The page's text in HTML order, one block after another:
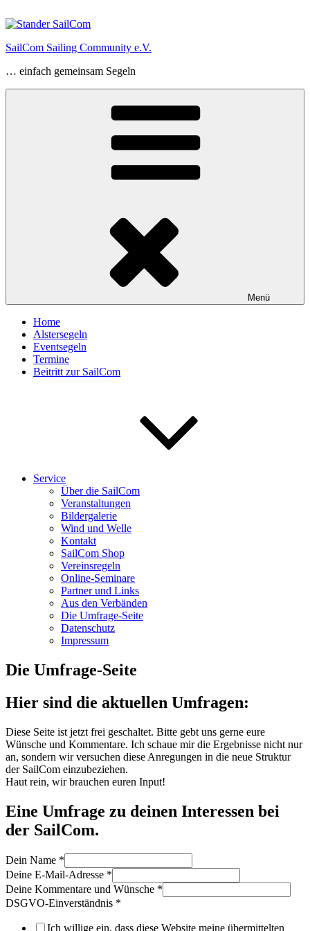
Inhalt
SailCom Sailing Community e.V.
… einfach gemeinsam Segeln
Menü
Home
Alstersegeln
Eventsegeln
Termine
Beitritt zur SailCom
Service
Über die SailCom
Veranstaltungen
Bildergalerie
Wind und Welle
Kontakt
SailCom Shop
Vereinsregeln
Online-Seminare
Partner und Links
Aus den Verbänden
Die Umfrage-Seite
Datenschutz
Impressum
Die Umfrage-Seite
Hier sind die aktuellen Umfragen:
Diese Seite ist jetzt frei geschaltet. Bitte gebt uns gerne eure
Wünsche und Kommentare. Ich schaue mir die Ergebnisse nicht nur
an, sondern wir versuchen diese Anregungen in die neue Struktur
der SailCom einzubeziehen.
Haut rein, wir brauchen euren Input!
Eine Umfrage zu deinen Interessen bei
der SailCom.
Wünsche
Name
Deine
Dein Name *
Deine E-Mail-Adresse *
Deine Kommentare und Wünsche *
DSGVO-Einverständnis *
Ich willige ein, dass diese Website meine übermittelten